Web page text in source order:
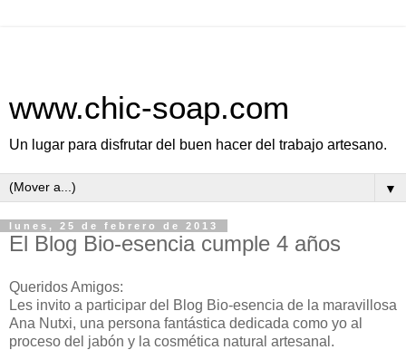
www.chic-soap.com
Un lugar para disfrutar del buen hacer del trabajo artesano.
▼
lunes, 25 de febrero de 2013
El Blog Bio-esencia cumple 4 años
Queridos Amigos:
Les invito a participar del Blog Bio-esencia de la maravillosa
Ana Nutxi, una persona fantástica dedicada como yo al
proceso del jabón y la cosmética natural artesanal.